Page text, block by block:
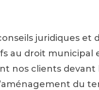
juridiques et
au droit municipal
nos clients devant
du